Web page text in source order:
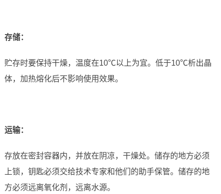
存储：
贮存时要保持干燥，温度在10℃以上为宜。低于10℃析出晶
体，加热熔化后不影响使用效果。
运输：
存放在密封容器内，并放在阴凉，干燥处。储存的地方必须
上锁，钥匙必须交给技术专家和他们的助手保管。储存的地
方必须远离氧化剂，远离水源。